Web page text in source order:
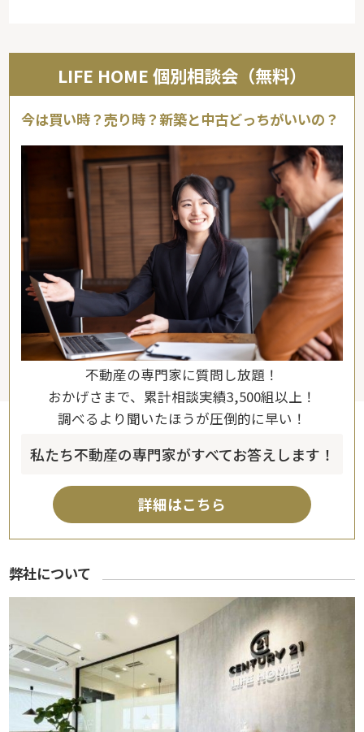
LIFE HOME 個別相談会（無料）
今は買い時？売り時？新築と中古どっちがいいの？
不動産の専門家に質問し放題！
おかげさまで、累計相談実績3,500組以上！
調べるより聞いたほうが圧倒的に早い！
私たち不動産の専門家がすべてお答えします！
詳細はこちら
弊社について